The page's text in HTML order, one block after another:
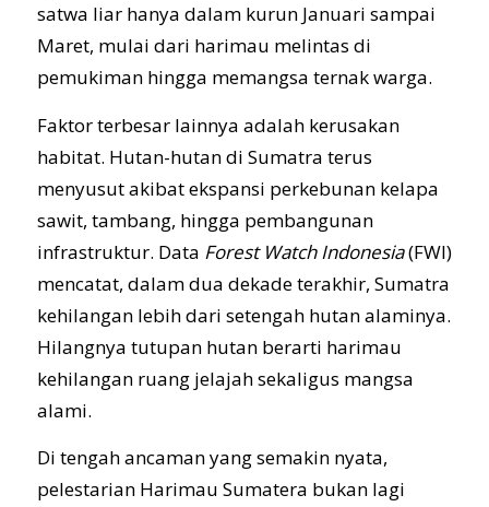
satwa liar hanya dalam kurun Januari sampai
Maret, mulai dari harimau melintas di
pemukiman hingga memangsa ternak warga.
Faktor terbesar lainnya adalah kerusakan
habitat. Hutan-hutan di Sumatra terus
menyusut akibat ekspansi perkebunan kelapa
sawit, tambang, hingga pembangunan
infrastruktur. Data Forest Watch Indonesia(FWI)
mencatat, dalam dua dekade terakhir, Sumatra
kehilangan lebih dari setengah hutan alaminya.
Hilangnya tutupan hutan berarti harimau
kehilangan ruang jelajah sekaligus mangsa
alami.
Di tengah ancaman yang semakin nyata,
pelestarian Harimau Sumatera bukan lagi